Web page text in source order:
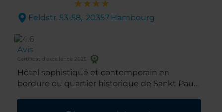
Feldstr. 53-58,. 20357 Hambourg
Avis
Certificat d'excellence 2025
Hôtel sophistiqué et contemporain en
bordure du quartier historique de Sankt Pauli,